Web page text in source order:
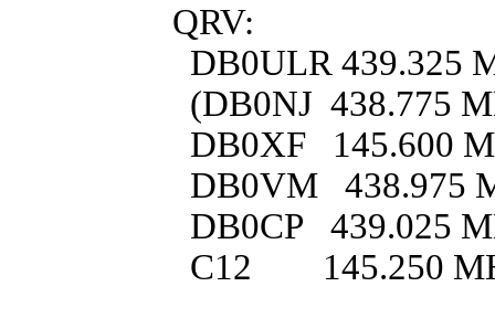
QRV:
DB0ULR 439.325
(DB0NJ 438.775
DB0XF 145.600
DB0VM 438.975
DB0CP 439.025
C12 145.250